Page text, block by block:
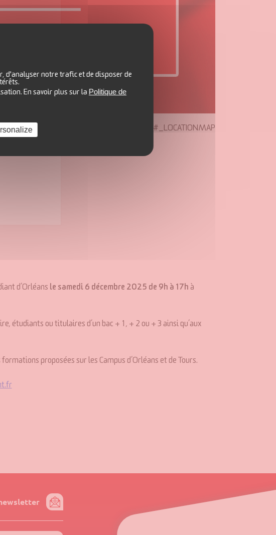
#_LOCATIONMAP
d’Orléans le samedi 6 décembre 2025 de 9h à 17h à
étudiants ou titulaires d’un bac + 1, + 2 ou + 3 ainsi qu’aux
proposées sur les Campus d’Orléans et de Tours.
d'analyser notre trafic et de disposer de
En savoir plus sur laPolitique de